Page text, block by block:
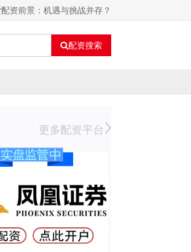
资前景：机遇与挑战并存？
配资搜索
更多配资平台